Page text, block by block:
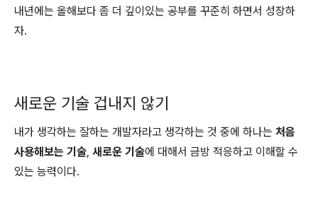
내년에는 올해보다 좀 더 깊이있는 공부를 꾸준히 하면서 성장하
자.
새로운 기술 겁내지 않기
내가 생각하는 잘하는 개발자라고 생각하는 것 중에 하나는 처음
사용해보는 기술 새로운 기술에 대해서 금방 적응하고 이해할 수
있는 능력이다.